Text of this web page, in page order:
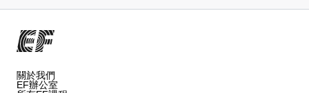
關於我們
EF辦公室